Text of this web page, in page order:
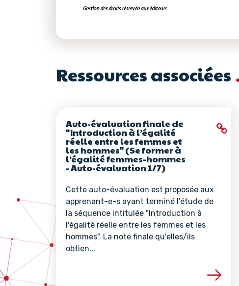
Ressources associées
Auto-évaluation finale de
"Introduction à l’égalité
réelle entre les femmes et
les hommes" (Se former à
l’égalité femmes-hommes
- Auto-évaluation 1/7)
Cette auto-évaluation est proposée aux
apprenant-e-s ayant terminé l'étude de
la séquence intitulée "Introduction à
l'égalité réelle entre les femmes et les
hommes". La note finale qu'elles/ils
obtien...
Voir les détails de la